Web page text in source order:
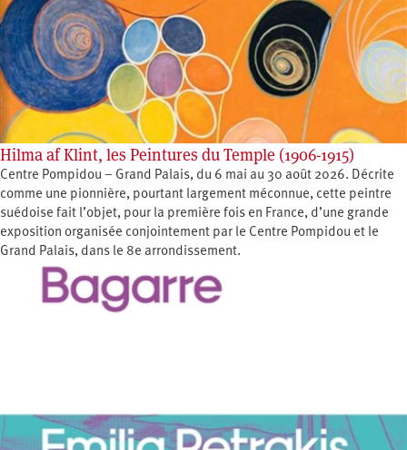
Hilma af Klint, les Peintures du Temple (1906-1915)
Centre Pompidou – Grand Palais, du 6 mai au 30 août 2026. Décrite
comme une pionnière, pourtant largement méconnue, cette peintre
suédoise fait l’objet, pour la première fois en France, d’une grande
exposition organisée conjointement par le Centre Pompidou et le
Grand Palais, dans le 8e arrondissement.